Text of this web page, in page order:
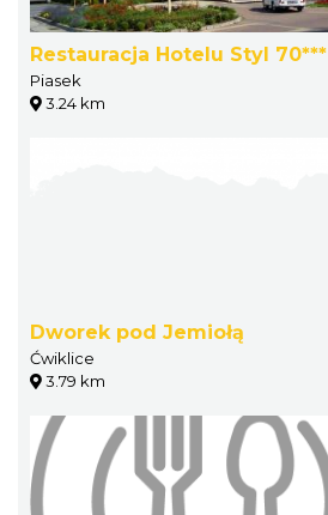
Restauracja Hotelu Styl 70***
Piasek
3.24 km
Dworek pod Jemiołą
Ćwiklice
3.79 km